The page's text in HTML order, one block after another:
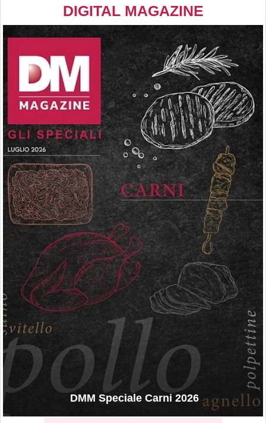
DIGITAL MAGAZINE
DMM Speciale Carni 2026